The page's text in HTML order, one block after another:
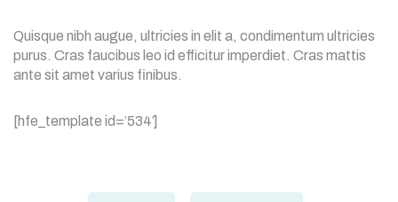
Quisque nibh augue, ultricies in elit a, condimentum ultricies
purus. Cras faucibus leo id efficitur imperdiet. Cras mattis
ante sit amet varius finibus.
[hfe_template id=’534′]